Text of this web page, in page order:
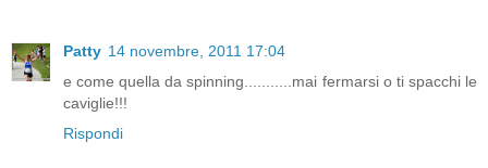
Patty 14 novembre, 2011 17:04
e come quella da spinning...........mai fermarsi o ti spacchi le
caviglie!!!
Rispondi